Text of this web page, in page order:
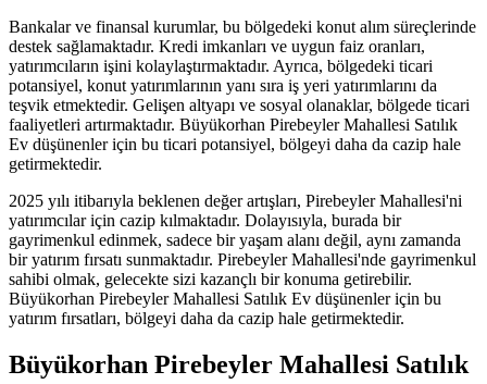
Bankalar ve finansal kurumlar, bu bölgedeki konut alım süreçlerinde
destek sağlamaktadır. Kredi imkanları ve uygun faiz oranları,
yatırımcıların işini kolaylaştırmaktadır. Ayrıca, bölgedeki ticari
potansiyel, konut yatırımlarının yanı sıra iş yeri yatırımlarını da
teşvik etmektedir. Gelişen altyapı ve sosyal olanaklar, bölgede ticari
faaliyetleri artırmaktadır. Büyükorhan Pirebeyler Mahallesi Satılık
Ev düşünenler için bu ticari potansiyel, bölgeyi daha da cazip hale
getirmektedir.
2025 yılı itibarıyla beklenen değer artışları, Pirebeyler Mahallesi'ni
yatırımcılar için cazip kılmaktadır. Dolayısıyla, burada bir
gayrimenkul edinmek, sadece bir yaşam alanı değil, aynı zamanda
bir yatırım fırsatı sunmaktadır. Pirebeyler Mahallesi'nde gayrimenkul
sahibi olmak, gelecekte sizi kazançlı bir konuma getirebilir.
Büyükorhan Pirebeyler Mahallesi Satılık Ev düşünenler için bu
yatırım fırsatları, bölgeyi daha da cazip hale getirmektedir.
Büyükorhan Pirebeyler Mahallesi Satılık